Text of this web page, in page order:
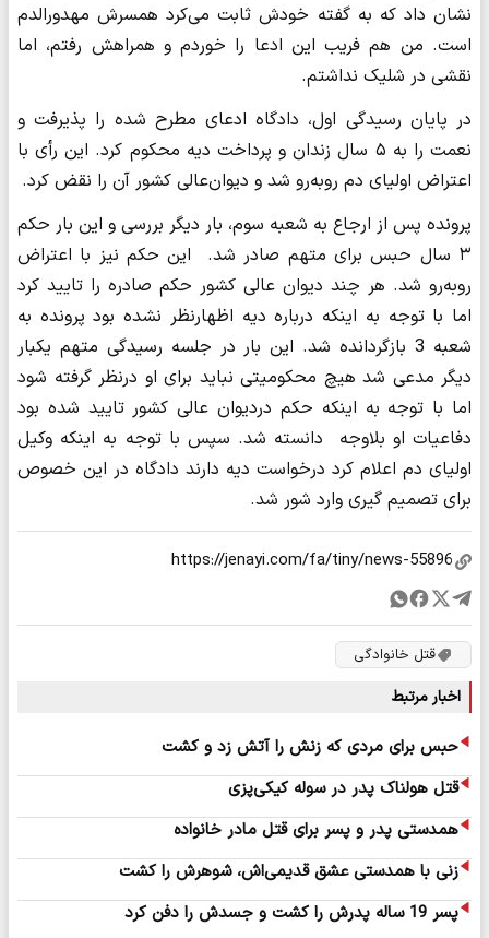
نشان داد که به گفته خودش ثابت می‌کرد همسرش مهدورالدم
است. من هم فریب این ادعا را خوردم و همراهش رفتم، اما
نقشی در شلیک نداشتم.
در پایان رسیدگی اول، دادگاه ادعای مطرح شده را پذیرفت و
نعمت را به ۵ سال زندان و پرداخت دیه محکوم کرد. این رأی با
اعتراض اولیای دم روبه‌رو شد و دیوان‌عالی کشور آن را نقض کرد.
پرونده پس از ارجاع به شعبه سوم، بار دیگر بررسی و این بار حکم
۳ سال حبس برای متهم صادر شد. این حکم نیز با اعتراض
روبه‌رو شد. هر چند دیوان عالی کشور حکم صادره را تایید کرد
اما با توجه به اینکه درباره دیه اظهارنظر نشده بود پرونده به
شعبه 3 بازگردانده شد. این بار در جلسه رسیدگی متهم یکبار
دیگر مدعی شد هیچ محکومیتی نباید برای او درنظر گرفته شود
اما با توجه به اینکه حکم دردیوان عالی کشور تایید شده بود
دفاعیات او بلاوجه دانسته شد. سپس با توجه به اینکه وکیل
اولیای دم اعلام کرد درخواست دیه دارند دادگاه در این خصوص
برای تصمیم گیری وارد شور شد.
قتل خانوادگی
اخبار مرتبط
حبس برای مردی که زنش را آتش زد و کشت
قتل هولناک پدر در سوله کیکی‌پزی
همدستی پدر و پسر برای قتل مادر خانواده
زنی با همدستی عشق قدیمی‌اش، شوهرش را کشت
پسر 19 ساله پدرش را کشت و جسدش را دفن کرد